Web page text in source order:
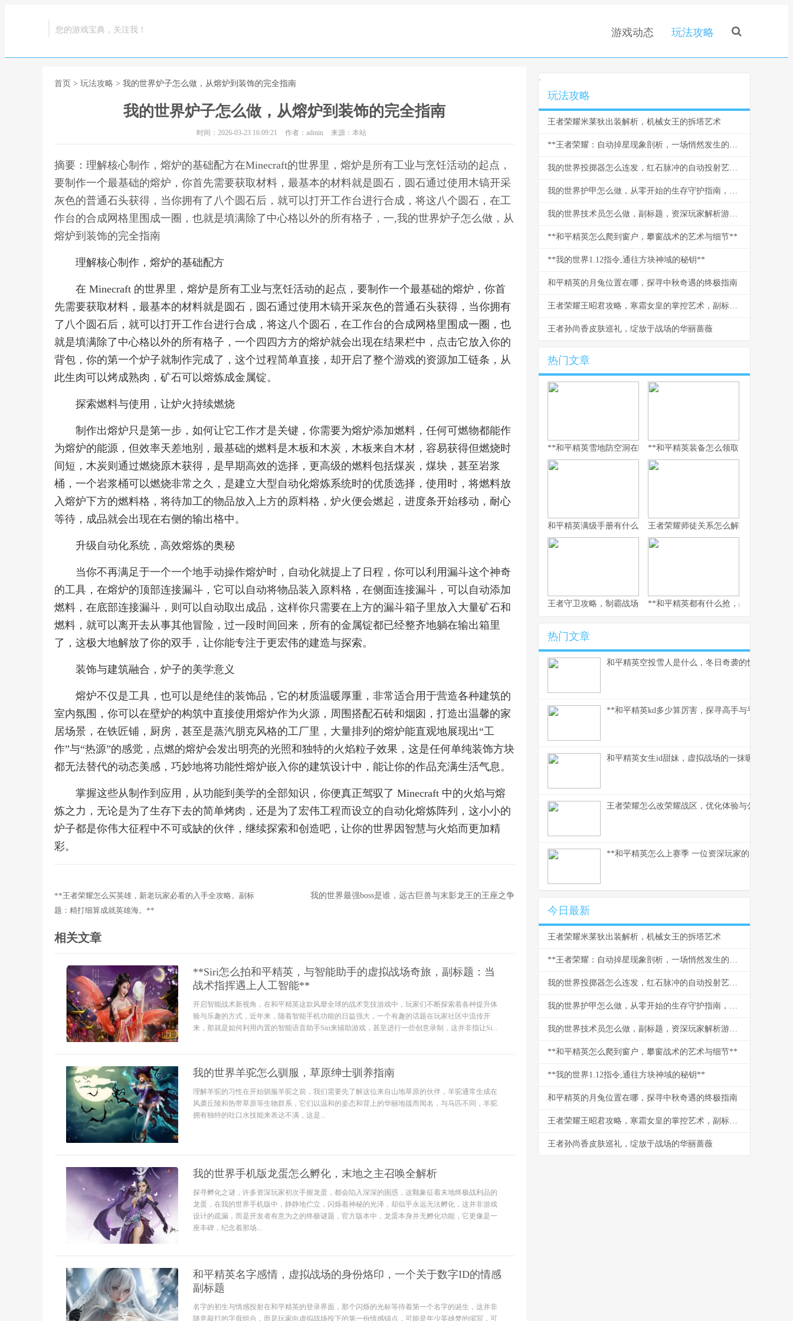
您的游戏宝典，关注我！ 游戏动态 玩法攻略
首页 > 玩法攻略 > 我的世界炉子怎么做，从熔炉到装饰的完全指南
我的世界炉子怎么做，从熔炉到装饰的完全指南
时间：2026-03-23 16:09:21 作者：admin 来源：本站
摘要：理解核心制作，熔炉的基础配方在Minecraft的世界里，熔炉是所有工业与烹饪活动的起点，
要制作一个最基础的熔炉，你首先需要获取材料，最基本的材料就是圆石，圆石通过使用木镐开采
灰色的普通石头获得，当你拥有了八个圆石后，就可以打开工作台进行合成，将这八个圆石，在工
作台的合成网格里围成一圈，也就是填满除了中心格以外的所有格子，一,我的世界炉子怎么做，从
熔炉到装饰的完全指南
理解核心制作，熔炉的基础配方
在 Minecraft 的世界里，熔炉是所有工业与烹饪活动的起点，要制作一个最基础的熔炉，你首
先需要获取材料，最基本的材料就是圆石，圆石通过使用木镐开采灰色的普通石头获得，当你拥有
了八个圆石后，就可以打开工作台进行合成，将这八个圆石，在工作台的合成网格里围成一圈，也
就是填满除了中心格以外的所有格子，一个四四方方的熔炉就会出现在结果栏中，点击它放入你的
背包，你的第一个炉子就制作完成了，这个过程简单直接，却开启了整个游戏的资源加工链条，从
此生肉可以烤成熟肉，矿石可以熔炼成金属锭。
探索燃料与使用，让炉火持续燃烧
制作出熔炉只是第一步，如何让它工作才是关键，你需要为熔炉添加燃料，任何可燃物都能作
为熔炉的能源，但效率天差地别，最基础的燃料是木板和木炭，木板来自木材，容易获得但燃烧时
间短，木炭则通过燃烧原木获得，是早期高效的选择，更高级的燃料包括煤炭，煤块，甚至岩浆
桶，一个岩浆桶可以燃烧非常之久，是建立大型自动化熔炼系统时的优质选择，使用时，将燃料放
入熔炉下方的燃料格，将待加工的物品放入上方的原料格，炉火便会燃起，进度条开始移动，耐心
等待，成品就会出现在右侧的输出格中。
升级自动化系统，高效熔炼的奥秘
当你不再满足于一个一个地手动操作熔炉时，自动化就提上了日程，你可以利用漏斗这个神奇
的工具，在熔炉的顶部连接漏斗，它可以自动将物品装入原料格，在侧面连接漏斗，可以自动添加
燃料，在底部连接漏斗，则可以自动取出成品，这样你只需要在上方的漏斗箱子里放入大量矿石和
燃料，就可以离开去从事其他冒险，过一段时间回来，所有的金属锭都已经整齐地躺在输出箱里
了，这极大地解放了你的双手，让你能专注于更宏伟的建造与探索。
装饰与建筑融合，炉子的美学意义
熔炉不仅是工具，也可以是绝佳的装饰品，它的材质温暖厚重，非常适合用于营造各种建筑的
室内氛围，你可以在壁炉的构筑中直接使用熔炉作为火源，周围搭配石砖和烟囱，打造出温馨的家
居场景，在铁匠铺，厨房，甚至是蒸汽朋克风格的工厂里，大量排列的熔炉能直观地展现出“工
作”与“热源”的感觉，点燃的熔炉会发出明亮的光照和独特的火焰粒子效果，这是任何单纯装饰方块
都无法替代的动态美感，巧妙地将功能性熔炉嵌入你的建筑设计中，能让你的作品充满生活气息。
掌握这些从制作到应用，从功能到美学的全部知识，你便真正驾驭了 Minecraft 中的火焰与熔
炼之力，无论是为了生存下去的简单烤肉，还是为了宏伟工程而设立的自动化熔炼阵列，这小小的
炉子都是你伟大征程中不可或缺的伙伴，继续探索和创造吧，让你的世界因智慧与火焰而更加精
彩。
**王者荣耀怎么买英雄，新老玩家必看的入手全攻略。副标
题：精打细算成就英雄海。**
我的世界最强boss是谁，远古巨兽与末影龙王的王座之争
相关文章
**Siri怎么拍和平精英，与智能助手的虚拟战场奇旅，副标题：当
战术指挥遇上人工智能**
开启智能战术新视角，在和平精英这款风靡全球的战术竞技游戏中，玩家们不断探索着各种提升体
验与乐趣的方式，近年来，随着智能手机功能的日益强大，一个有趣的话题在玩家社区中流传开
来，那就是如何利用内置的智能语音助手Siri来辅助游戏，甚至进行一些创意录制，这并非指让Si...
我的世界羊驼怎么驯服，草原绅士驯养指南
理解羊驼的习性在开始驯服羊驼之前，我们需要先了解这位来自山地草原的伙伴，羊驼通常生成在
风袭丘陵和热带草原等生物群系，它们以温和的姿态和背上的华丽地毯而闻名，与马匹不同，羊驼
拥有独特的吐口水技能来表达不满，这是...
我的世界手机版龙蛋怎么孵化，末地之主召唤全解析
探寻孵化之谜，许多资深玩家初次手握龙蛋，都会陷入深深的困惑，这颗象征着末地终极战利品的
龙蛋，在我的世界手机版中，静静地伫立，闪烁着神秘的光泽，却似乎永远无法孵化，这并非游戏
设计的疏漏，而是开发者有意为之的终极谜题，官方版本中，龙蛋本身并无孵化功能，它更像是一
座丰碑，纪念着那场...
和平精英名字感情，虚拟战场的身份烙印，一个关于数字ID的情感
副标题
名字的初生与情感投射在和平精英的登录界面，那个闪烁的光标等待着第一个名字的诞生，这并非
随意敲打的字母组合，而是玩家向虚拟战场投下的第一份情感锚点，可能是年少英雄梦的缩写，可
.
玩法攻略
王者荣耀米莱狄出装解析，机械女王的拆塔艺术
**王者荣耀：自动掉星现象剖析，一场悄然发生的信任危机**
我的世界投掷器怎么连发，红石脉冲的自动投射艺术，红石玩家的进阶乐章
我的世界护甲怎么做，从零开始的生存守护指南，副标题探索打造与强化的终极奥秘
我的世界技术员怎么做，副标题，资深玩家解析游戏科技进阶之路
**和平精英怎么爬到窗户，攀窗战术的艺术与细节**
**我的世界1.12指令,通往方块神域的秘钥**
和平精英的月兔位置在哪，探寻中秋奇遇的终极指南
王者荣耀王昭君攻略，寒霜女皇的掌控艺术，副标题，极致控制与爆发连招心得
王者孙尚香皮肤巡礼，绽放于战场的华丽蔷薇
热门文章
**和平精英雪地防空洞在哪里，副标题，冰封秘境与战术宝库探寻
**和平精英装备怎么领取，资深玩家
和平精英满级手册有什么用，解锁巅峰体验的多维钥匙
王者荣耀师徒关系怎么解除，游戏情谊
王者守卫攻略，制霸战场的不败法则，副标题，资深玩家的战术精
**和平精英都有什么抢，战术对决的核
热门文章
和平精英空投雪人是什么，冬日奇袭的惊喜彩蛋
**和平精英kd多少算厉害，探寻高手与平民的真实
和平精英女生id甜妹，虚拟战场的一抹暖色，副标
王者荣耀怎么改荣耀战区，优化体验与公平之路
**和平精英怎么上赛季 一位资深玩家的赛季实战
今日最新
王者荣耀米莱狄出装解析，机械女王的拆塔艺术
**王者荣耀：自动掉星现象剖析，一场悄然发生的信任危机**
我的世界投掷器怎么连发，红石脉冲的自动投射艺术，红石玩家的进阶乐章
我的世界护甲怎么做，从零开始的生存守护指南，副标题探索打造与强化的终极奥秘
我的世界技术员怎么做，副标题，资深玩家解析游戏科技进阶之路
**和平精英怎么爬到窗户，攀窗战术的艺术与细节**
**我的世界1.12指令,通往方块神域的秘钥**
和平精英的月兔位置在哪，探寻中秋奇遇的终极指南
王者荣耀王昭君攻略，寒霜女皇的掌控艺术，副标题，极致控制与爆发连招心得
王者孙尚香皮肤巡礼，绽放于战场的华丽蔷薇